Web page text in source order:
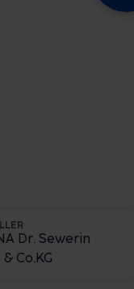
Dr. Sewerin
Co.KG